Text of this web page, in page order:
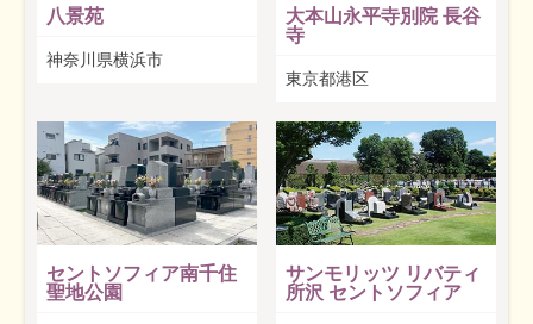
八景苑
神奈川県横浜市
大本山永平寺別院 長谷
寺
東京都港区
セントソフィア南千住
聖地公園
サンモリッツ リバティ
所沢 セントソフィア